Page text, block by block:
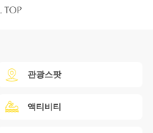
관광스팟
액티비티